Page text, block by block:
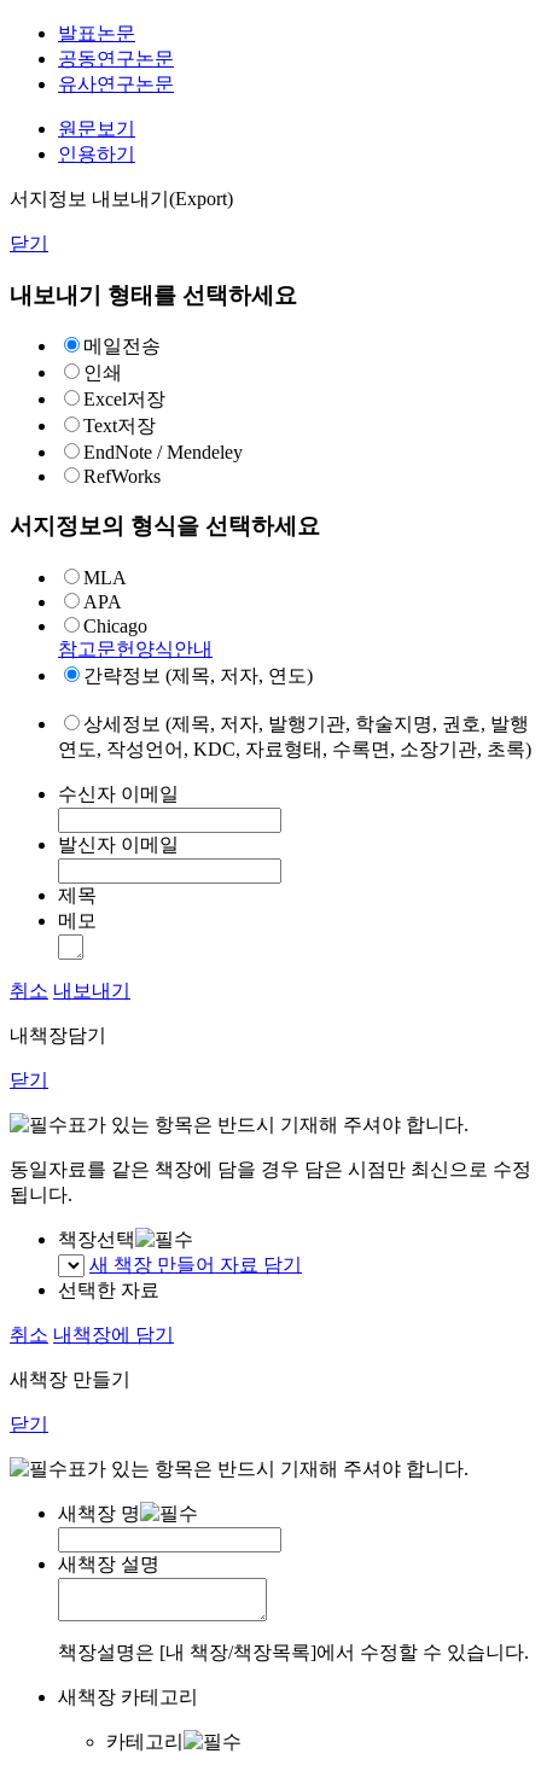
발표논문
공동연구논문
유사연구논문
원문보기
인용하기
서지정보 내보내기(Export)
닫기
내보내기 형태를 선택하세요
메일전송
인쇄
Excel저장
Text저장
EndNote / Mendeley
RefWorks
서지정보의 형식을 선택하세요
MLA
APA
Chicago
참고문헌양식안내
간략정보 (제목, 저자, 연도)
상세정보 (제목, 저자, 발행기관, 학술지명, 권호, 발행
연도, 작성언어, KDC, 자료형태, 수록면, 소장기관, 초록)
수신자 이메일
발신자 이메일
제목
메모
취소 내보내기
내책장담기
닫기
표가 있는 항목은 반드시 기재해 주셔야 합니다.
동일자료를 같은 책장에 담을 경우 담은 시점만 최신으로 수정
됩니다.
책장선택
새 책장 만들어 자료 담기
선택한 자료
취소 내책장에 담기
새책장 만들기
닫기
표가 있는 항목은 반드시 기재해 주셔야 합니다.
새책장 명
새책장 설명
책장설명은 [내 책장/책장목록]에서 수정할 수 있습니다.
새책장 카테고리
카테고리